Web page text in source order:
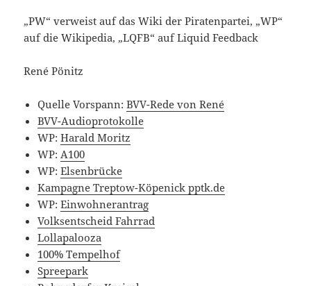
„PW“ verweist auf das Wiki der Piratenpartei, „WP“
auf die Wikipedia, „LQFB“ auf Liquid Feedback
René Pönitz
Quelle Vorspann:BVV-Rede von René
BVV-Audioprotokolle
WP:Harald Moritz
WP:A100
WP:Elsenbrücke
Kampagne Treptow-Köpenick pptk.de
WP:Einwohnerantrag
Volksentscheid Fahrrad
Lollapalooza
100% Tempelhof
Spreepark